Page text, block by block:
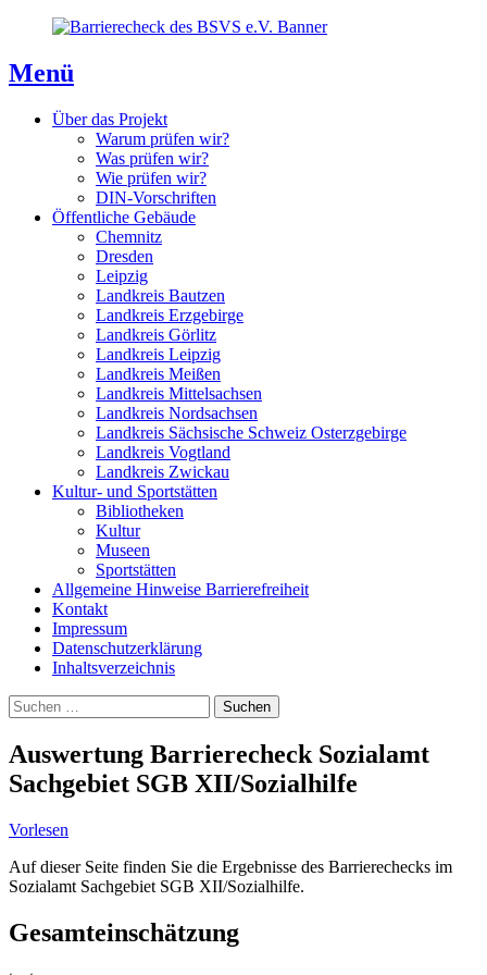
Inhaltsverzeichnis
Kontaktseite
Inhalt
Menü
Über das Projekt
Warum prüfen wir?
Was prüfen wir?
Wie prüfen wir?
DIN-Vorschriften
Öffentliche Gebäude
Chemnitz
Dresden
Leipzig
Landkreis Bautzen
Landkreis Erzgebirge
Landkreis Görlitz
Landkreis Leipzig
Landkreis Meißen
Landkreis Mittelsachsen
Landkreis Nordsachsen
Landkreis Sächsische Schweiz Osterzgebirge
Landkreis Vogtland
Landkreis Zwickau
Kultur- und Sportstätten
Bibliotheken
Kultur
Museen
Sportstätten
Allgemeine Hinweise Barrierefreiheit
Kontakt
Impressum
Datenschutzerklärung
Inhaltsverzeichnis
Suche
Suchen
nach:
Auswertung Barrierecheck Sozialamt
Sachgebiet SGB XII/Sozialhilfe
Vorlesen
Auf dieser Seite finden Sie die Ergebnisse des Barrierechecks im
Sozialamt Sachgebiet SGB XII/Sozialhilfe.
Gesamteinschätzung